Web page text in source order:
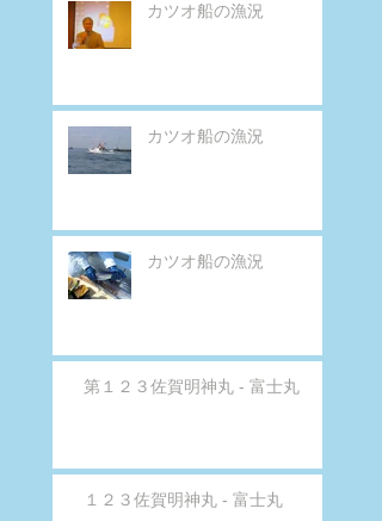
カツオ船の漁況
カツオ船の漁況
カツオ船の漁況
第１２３佐賀明神丸 - 富士丸
１２３佐賀明神丸 - 富士丸